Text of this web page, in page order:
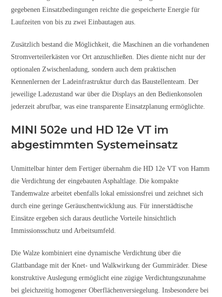
gegebenen Einsatzbedingungen reichte die gespeicherte Energie für
Laufzeiten von bis zu zwei Einbautagen aus.
Zusätzlich bestand die Möglichkeit, die Maschinen an die vorhandenen
Stromverteilerkästen vor Ort anzuschließen. Dies diente nicht nur der
optionalen Zwischenladung, sondern auch dem praktischen
Kennenlernen der Ladeinfrastruktur durch das Baustellenteam. Der
jeweilige Ladezustand war über die Displays an den Bedienkonsolen
jederzeit abrufbar, was eine transparente Einsatzplanung ermöglichte.
MINI 502e und HD 12e VT im
abgestimmten Systemeinsatz
Unmittelbar hinter dem Fertiger übernahm die HD 12e VT von Hamm
die Verdichtung der eingebauten Asphaltlage. Die kompakte
Tandemwalze arbeitet ebenfalls lokal emissionsfrei und zeichnet sich
durch eine geringe Geräuschentwicklung aus. Für innerstädtische
Einsätze ergeben sich daraus deutliche Vorteile hinsichtlich
Immissionsschutz und Arbeitsumfeld.
Die Walze kombiniert eine dynamische Verdichtung über die
Glattbandage mit der Knet- und Walkwirkung der Gummiräder. Diese
konstruktive Auslegung ermöglicht eine zügige Verdichtungszunahme
bei gleichzeitig homogener Oberflächenversiegelung. Insbesondere bei